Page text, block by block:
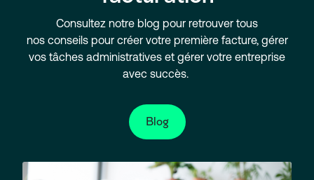
Consultez notre blog pour retrouver tous
nos conseils pour créer votre première facture, gérer
vos tâches administratives et gérer votre entreprise
avec succès.
Blog